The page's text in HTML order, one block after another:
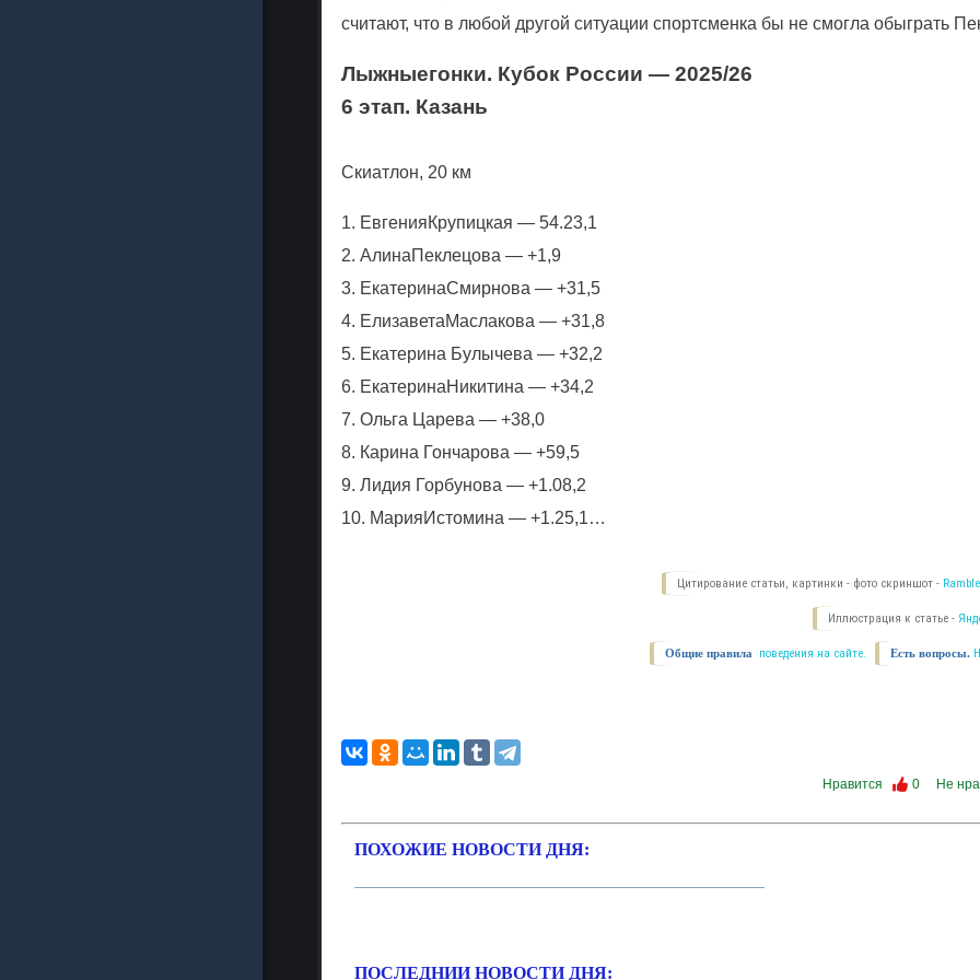
считают, что в любой другой ситуации спортсменка бы не смогла обыграть
Лыжныегонки. Кубок России — 2025/26
6 этап. Казань
Скиатлон, 20 км
1. ЕвгенияКрупицкая — 54.23,1
2. АлинаПеклецова — +1,9
3. ЕкатеринаСмирнова — +31,5
4. ЕлизаветаМаслакова — +31,8
5. Екатерина Булычева — +32,2
6. ЕкатеринаНикитина — +34,2
7. Ольга Царева — +38,0
8. Карина Гончарова — +59,5
9. Лидия Горбунова — +1.08,2
10. МарияИстомина — +1.25,1…
Цитирование статьи, картинки - фото скриншот -
Иллюстрация к статье -
Есть вопросы.
Общие правила поведения на сайте.
Нравится 0 Не
ПОХОЖИЕ НОВОСТИ ДНЯ:
ПОСЛЕДНИИ НОВОСТИ ДНЯ: